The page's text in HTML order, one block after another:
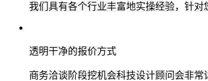
我们具有各个行业丰富地实操经验，针
透明干净的报价方式
商务洽谈阶段挖机会科技设计顾问会非